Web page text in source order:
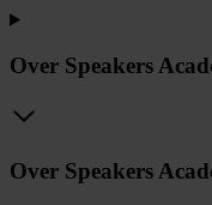
Over Speakers
Over Speakers